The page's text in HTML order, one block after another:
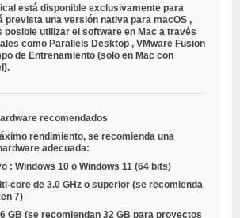
está disponible exclusivamente para
prevista una versión nativa para macOS ,
posible utilizar el software en Mac a través
como Parallels Desktop , VMware Fusion
de Entrenamiento (solo en Mac con
recomendados
rendimiento, se recomienda una
adecuada:
: Windows 10 o Windows 11 (64 bits)
core de 3.0 GHz o superior (se recomienda
7)
GB (se recomiendan 32 GB para proyectos